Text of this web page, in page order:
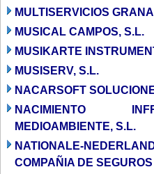
MULTISERVICIOS
MUSICAL CAMPOS, S.L.
MUSIKARTE
MUSISERV, S.L.
NACARSOFT
NACIMIENTO
MEDIOAMBIENTE, S.L.
NATIONALE-
COMPAÑIA DE SEGUROS